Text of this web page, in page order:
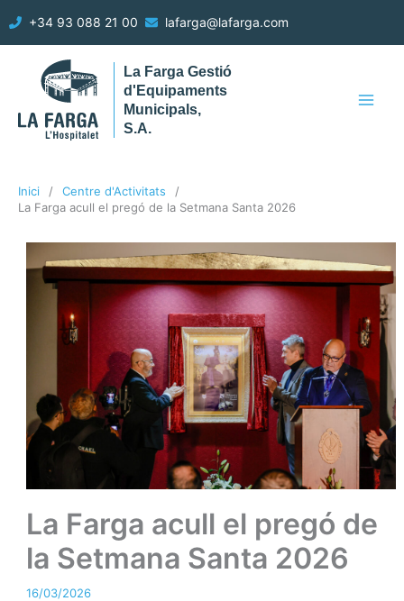
al
contingut
+34 93 088 21 00 lafarga@lafarga.com
La Farga Gestió
d'Equipaments
Municipals,
S.A.
Inici
Centre d'Activitats
La Farga acull el pregó de la Setmana Santa 2026
La Farga acull el pregó de
la Setmana Santa 2026
16/03/2026